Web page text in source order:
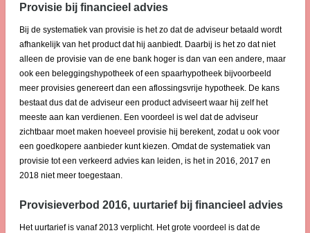
Provisie bij financieel advies
Bij de systematiek van provisie is het zo dat de adviseur betaald wordt
afhankelijk van het product dat hij aanbiedt. Daarbij is het zo dat niet
alleen de provisie van de ene bank hoger is dan van een andere, maar
ook een beleggingshypotheek of een spaarhypotheek bijvoorbeeld
meer provisies genereert dan een aflossingsvrije hypotheek. De kans
bestaat dus dat de adviseur een product adviseert waar hij zelf het
meeste aan kan verdienen. Een voordeel is wel dat de adviseur
zichtbaar moet maken hoeveel provisie hij berekent, zodat u ook voor
een goedkopere aanbieder kunt kiezen. Omdat de systematiek van
provisie tot een verkeerd advies kan leiden, is het in 2016, 2017 en
2018 niet meer toegestaan.
Provisieverbod 2016, uurtarief bij financieel advies
Het uurtarief is vanaf 2013 verplicht. Het grote voordeel is dat de